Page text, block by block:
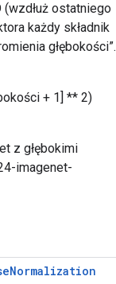
ostatniego
każdy składnik
głębokości”.
+ 1] ** 2)
z głębokimi
imagenet-
Normalization